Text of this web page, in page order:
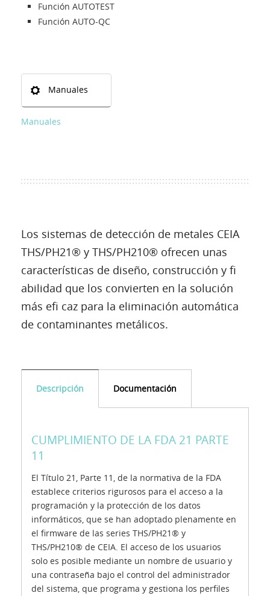
Función AUTOTEST
Función AUTO-QC
Manuales
Manuales
Los sistemas de detección de metales CEIA
THS/PH21® y THS/PH210® ofrecen unas
características de diseño, construcción y fi
abilidad que los convierten en la solución
más efi caz para la eliminación automática
de contaminantes metálicos.
Descripción Documentación
CUMPLIMIENTO DE LA FDA 21 PARTE
11
El Título 21, Parte 11, de la normativa de la FDA
establece criterios rigurosos para el acceso a la
programación y la protección de los datos
informáticos, que se han adoptado plenamente en
el firmware de las series THS/PH21® y
THS/PH210® de CEIA. El acceso de los usuarios
solo es posible mediante un nombre de usuario y
una contraseña bajo el control del administrador
del sistema, que programa y gestiona los perfiles